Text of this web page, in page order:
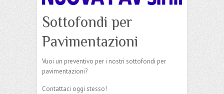
Sottofondi per
Pavimentazioni
Vuoi un preventivo per i nostri sottofondi per
pavimentazioni?
Contattaci oggi stesso!